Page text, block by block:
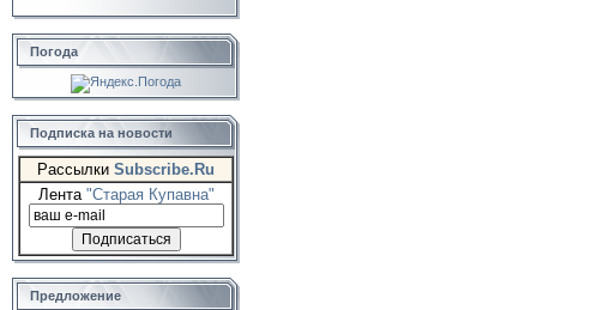
Погода
Подписка на новости
Рассылки Subscribe.Ru
Лента "Старая Купавна"
Предложение